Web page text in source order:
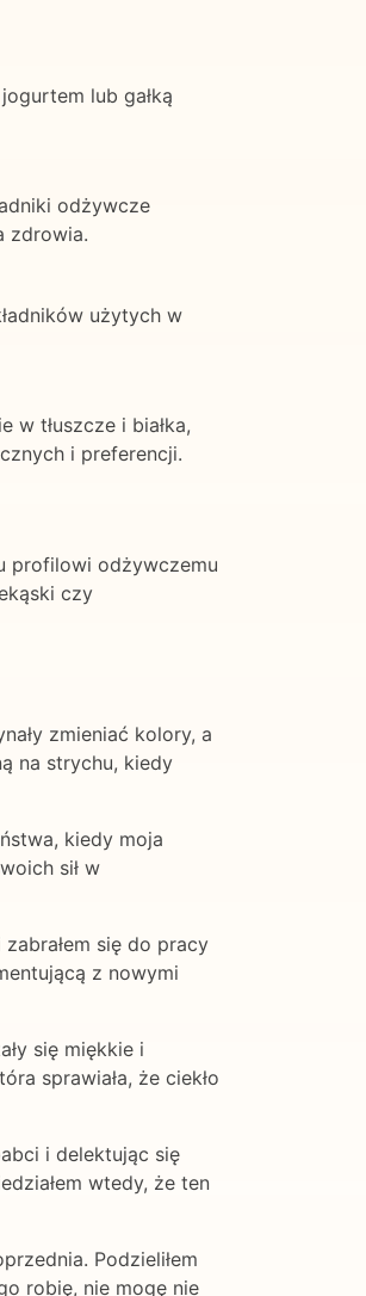
lub gałką
odżywcze
zdrowia.
użytych w
tłuszcze i białka,
i preferencji.
profilowi odżywczemu
czy
zmieniać kolory, a
na strychu, kiedy
kiedy moja
sił w
się do pracy
z nowymi
się miękkie i
sprawiała, że ciekło
i delektując się
wtedy, że ten
Podzieliłem
robię, nie mogę nie